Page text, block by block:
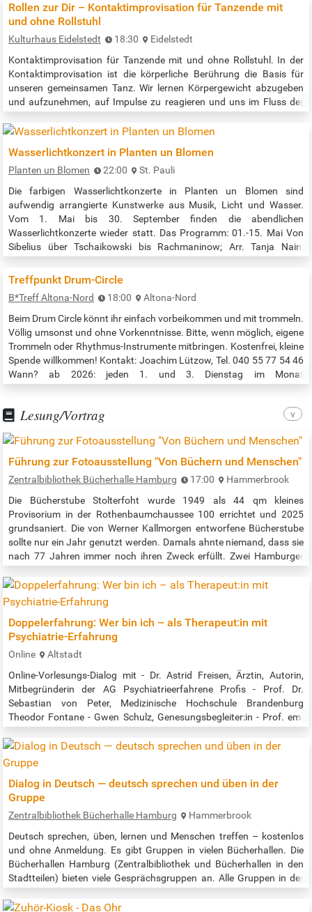
Rollen zur Dir – Kontaktimprovisation für Tanzende mit
und ohne Rollstuhl
Kulturhaus Eidelstedt 18:30
Eidelstedt
Kontaktimprovisation für Tanzende mit und ohne Rollstuhl. In der
Kontaktimprovisation ist die körperliche Berührung die Basis für
unseren gemeinsamen Tanz. Wir lernen Körpergewicht abzugeben
und aufzunehmen, auf Impulse zu reagieren und uns im Fluss der
Rollstuhl. Kommt einfach vorbei! Geleitet wird das Projekt von der
war…
Wasserlichtkonzert in Planten un Blomen
Planten un Blomen 22:00
St. Pauli
Die farbigen Wasserlichtkonzerte in Planten un Blomen sind
aufwendig arrangierte Kunstwerke aus Musik, Licht und Wasser.
Vom 1. Mai bis 30. September finden die abendlichen
Wasserlichtkonzerte wieder statt. Das Programm: 01.-15. Mai Von
Sibelius über Tschaikowski bis Rachmaninow; Arr. Tanja Naini
L’art de la Danse; Arr. Hector González Pino 16.-30. Juni Tansania;
Arr. Birgit Winzler…
Treffpunkt Drum-Circle
B*Treff Altona-Nord 18:00
Altona-Nord
Beim Drum Circle könnt ihr einfach vorbeikommen und mit trommeln.
Völlig umsonst und ohne Vorkenntnisse. Bitte, wenn möglich, eigene
Trommeln oder Rhythmus-Instrumente mitbringen. Kostenfrei, kleine
Spende willkommen! Kontakt: Joachim Lützow, Tel. 040 55 77 54 46
Wann? ab 2026: jeden 1. und 3. Dienstag im Monat
Lesung/Vortrag
Führung zur Fotoausstellung "Von Büchern und Menschen"
Zentralbibliothek Bücherhalle Hamburg 17:00
Hammerbrook
Die Bücherstube Stolterfoht wurde 1949 als 44 qm kleines
Provisorium in der Rothenbaumchaussee 100 errichtet und 2025
grundsaniert. Die von Werner Kallmorgen entworfene Bücherstube
sollte nur ein Jahr genutzt werden. Damals ahnte niemand, dass sie
nach 77 Jahren immer noch ihren Zweck erfüllt. Zwei Hamburger
gemeinsam mit der Autorin von "Kleinod am Rothenbaum", Cornelie
Sonntag-Wolgast, durch…
Doppelerfahrung: Wer bin ich – als Therapeut:in mit
Psychiatrie-Erfahrung
Online
Altstadt
Online-Vorlesungs-Dialog mit - Dr. Astrid Freisen, Ärztin, Autorin,
Mitbegründerin der AG Psychiatrieerfahrene Profis - Prof. Dr.
Sebastian von Peter, Medizinische Hochschule Brandenburg
Theodor Fontane - Gwen Schulz, Genesungsbegleiter:in - Prof. em.
Psychotherapie, Universitätsklinikum Hamburg-Eppendorf Im
Rahmen der Reihe „Bock auf Dialog?“ "Als Psychotherapeut:in lerne
Dialog in Deutsch — deutsch sprechen und üben in der
Gruppe
Zentralbibliothek Bücherhalle Hamburg
Hammerbrook
Deutsch sprechen, üben, lernen und Menschen treffen – kostenlos
und ohne Anmeldung. Es gibt Gruppen in vielen Bücherhallen. Die
Bücherhallen Hamburg (Zentralbibliothek und Bücherhallen in den
Stadtteilen) bieten viele Gesprächsgruppen an. Alle Gruppen in der
library: https://www.buecherhallen.de/zentralbibliothek-dialog-in-